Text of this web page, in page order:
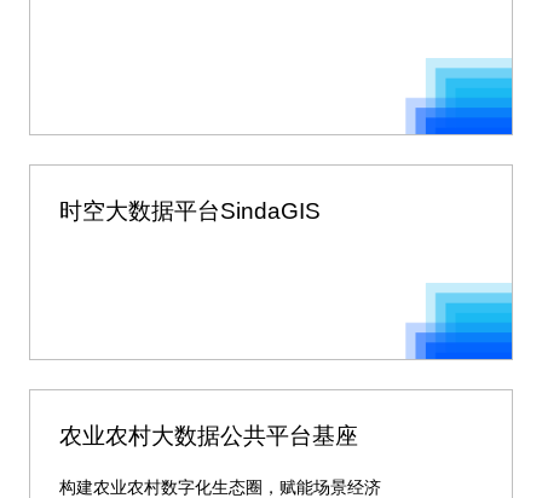
时空大数据平台SindaGIS
农业农村大数据公共平台基座
构建农业农村数字化生态圈，赋能场景经济